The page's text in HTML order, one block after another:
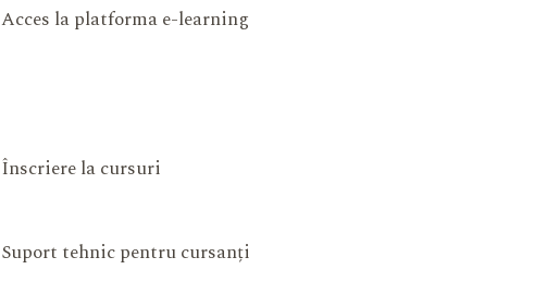
Acces la platforma e-learning
Înscriere la cursuri
Suport tehnic pentru cursanți